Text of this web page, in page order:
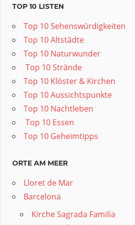
TOP 10 LISTEN
Top 10 Sehenswürdigkeiten
Top 10 Altstädte
Top 10 Naturwunder
️ Top 10 Strände
Top 10 Klöster & Kirchen
Top 10 Aussichtspunkte
Top 10 Nachtleben
️ Top 10 Essen
Top 10 Geheimtipps
ORTE AM MEER
Lloret de Mar
Barcelona
Kirche Sagrada Familia